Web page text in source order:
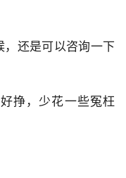
还是可以咨询一下
挣，少花一些冤枉